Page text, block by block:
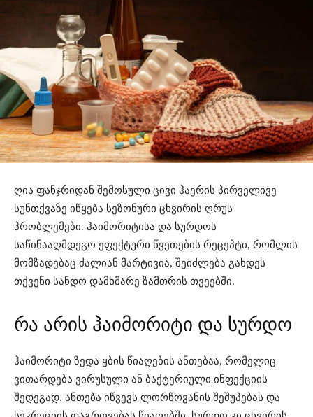
ღია ფანჯრიდან შემოსული ცივი ჰაერის პირველივე
სუნთქვაზე იწყება სეზონური ცხვირის ღრუს
პრობლემები. ჰაიმორიტისა და სურდოს
საწინააღმდეგო ეფექტური წვეთების რეცეპტი, რომლის
მომზადებაც ძალიან მარტივია, შეიძლება გახდეს
თქვენი სანდო დამხმარე ზამთრის თვეებში.
რა არის ჰაიმორიტი და სურდო
ჰაიმორიტი ზედა ყბის წიაღების ანთებაა, რომელიც
ვითარდება ვირუსული ან ბაქტერიული ინფექციის
შედეგად. ანთება იწვევს ლორწოვანის შეშუპებას და